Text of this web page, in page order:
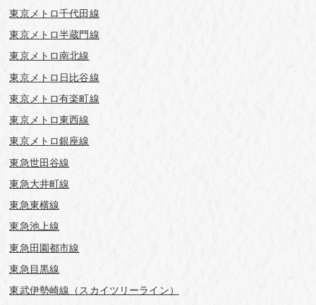
東京メトロ千代田線
東京メトロ半蔵門線
東京メトロ南北線
東京メトロ日比谷線
東京メトロ有楽町線
東京メトロ東西線
東京メトロ銀座線
東急世田谷線
東急大井町線
東急東横線
東急池上線
東急田園都市線
東急目黒線
東武伊勢崎線（スカイツリーライン）